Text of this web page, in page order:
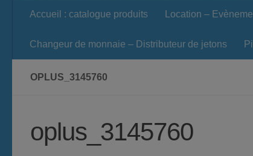
Accueil : catalogue produits Location –
Changeur de monnaie – Distributeur de jetons
OPLUS_3145760
oplus_3145760